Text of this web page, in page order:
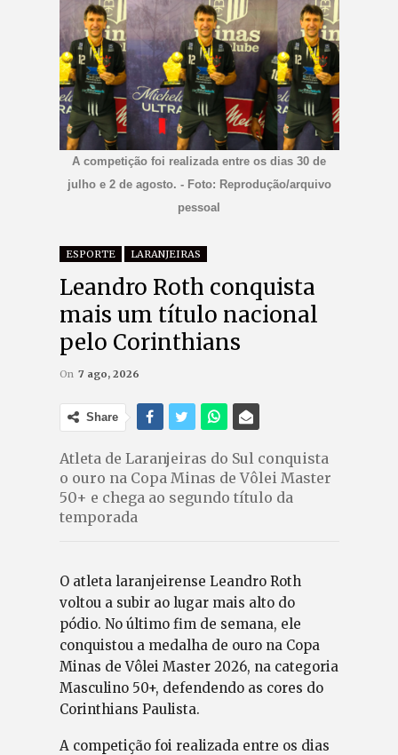
A competição foi realizada entre os dias 30 de
julho e 2 de agosto. - Foto: Reprodução/arquivo
pessoal
ESPORTE LARANJEIRAS
Leandro Roth conquista
mais um título nacional
pelo Corinthians
On 7 ago, 2026
Share
Atleta de Laranjeiras do Sul conquista
o ouro na Copa Minas de Vôlei Master
50+ e chega ao segundo título da
temporada
O atleta laranjeirense Leandro Roth
voltou a subir ao lugar mais alto do
pódio. No último fim de semana, ele
conquistou a medalha de ouro na Copa
Minas de Vôlei Master 2026, na categoria
Masculino 50+, defendendo as cores do
Corinthians Paulista.
A competição foi realizada entre os dias